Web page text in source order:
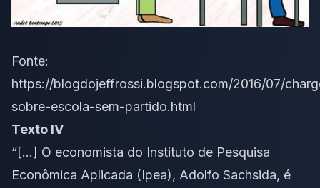
Fonte:
https://blogdojeffrossi.blogspot.com/2016/07/
sobre-escola-sem-partido.html
Texto IV
“[…] O economista do Instituto de Pesquisa
Econômica Aplicada (Ipea), Adolfo Sachsida, é